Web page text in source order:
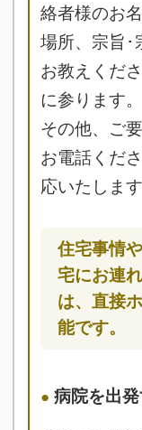
絡者様のお
場所、宗旨･
お教えくだ
に参ります。
その他、ご
お電話くだ
応いたします
住宅事情
宅にお連
は、直接
能です。
病院を出